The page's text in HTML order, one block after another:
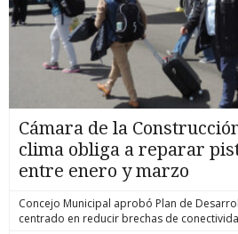
Cámara de la
clima obliga a reparar
entre enero y marzo
Concejo Municipal aprobó Plan de
centrado en reducir brechas de